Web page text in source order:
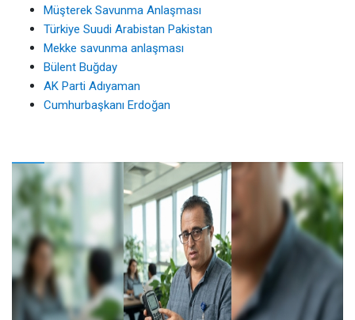
Müşterek Savunma Anlaşması
Türkiye Suudi Arabistan Pakistan
Mekke savunma anlaşması
Bülent Buğday
AK Parti Adıyaman
Cumhurbaşkanı Erdoğan